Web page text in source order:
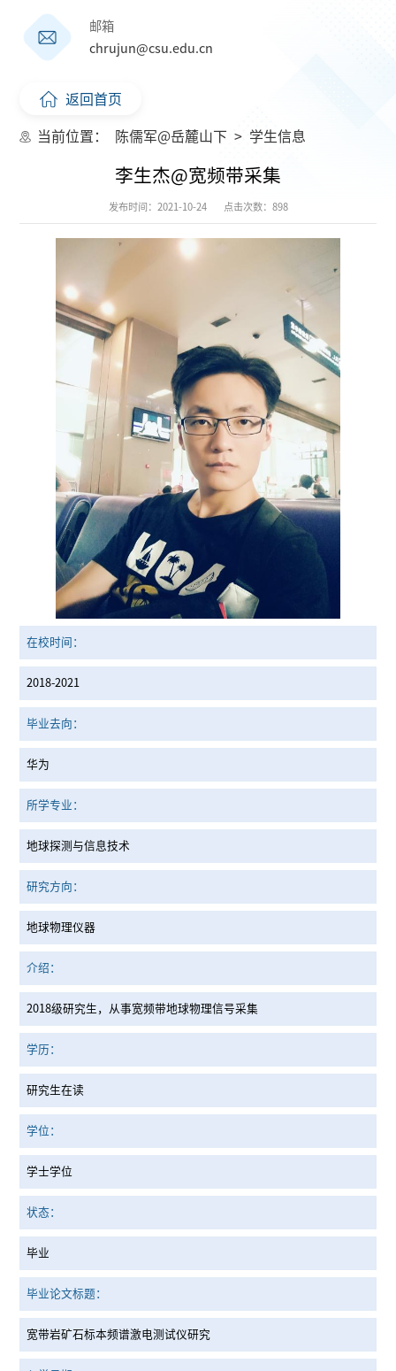
邮箱
chrujun@csu.edu.cn
返回首页
当前位置： 陈儒军@岳麓山下 > 学生信息
李生杰@宽频带采集
发布时间：2021-10-24 点击次数： 898
在校时间：
2018-2021
毕业去向：
华为
所学专业：
地球探测与信息技术
研究方向：
地球物理仪器
介绍：
2018级研究生，从事宽频带地球物理信号采集
学历：
研究生在读
学位：
学士学位
状态：
毕业
毕业论文标题：
宽带岩矿石标本频谱激电测试仪研究